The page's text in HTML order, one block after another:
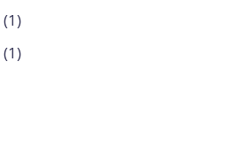
(1)
(1)